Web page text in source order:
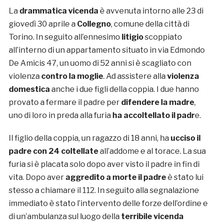
La drammatica vicenda è avvenuta intorno alle 23 di
giovedì 30 aprile a Collegno, comune della città di
Torino. In seguito all’ennesimo litigioscoppiato
all’interno di un appartamento situato in via Edmondo
De Amicis 47, un uomo di 52 anni si è scagliato con
violenza contro la moglie. Ad assistere alla violenza
domestica anche i due figli della coppia. I due hanno
provato a fermare il padre per difendere la madre,
uno di loro in preda alla furia ha accoltellato il padre.
Il figlio della coppia, un ragazzo di 18 anni, ha ucciso il
padre con 24 coltellateall’addome e al torace. La sua
furia si è placata solo dopo aver visto il padre in fin di
vita. Dopo aver aggredito a morte il padreè stato lui
stesso a chiamare il 112. In seguito alla segnalazione
immediato è stato l’intervento delle forze dell’ordine e
di un’ambulanza sul luogo della terribile vicenda